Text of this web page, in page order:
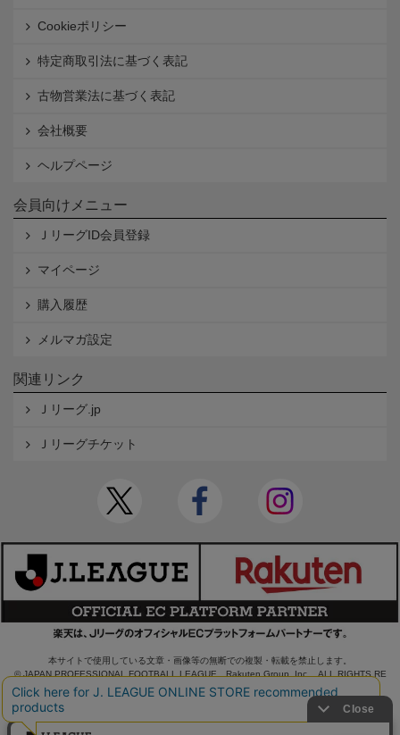
Cookieポリシー
特定商取引法に基づく表記
古物営業法に基づく表記
会社概要
ヘルプページ
会員向けメニュー
ＪリーグID会員登録
マイページ
購入履歴
メルマガ設定
関連リンク
Ｊリーグ.jp
Ｊリーグチケット
本サイトで使用している文章・画像等の無断での複製・転載を禁止します。
© JAPAN PROFESSIONAL FOOTBALL LEAGUE Rakuten Group, Inc. ALL RIGHTS RE
SERVED.